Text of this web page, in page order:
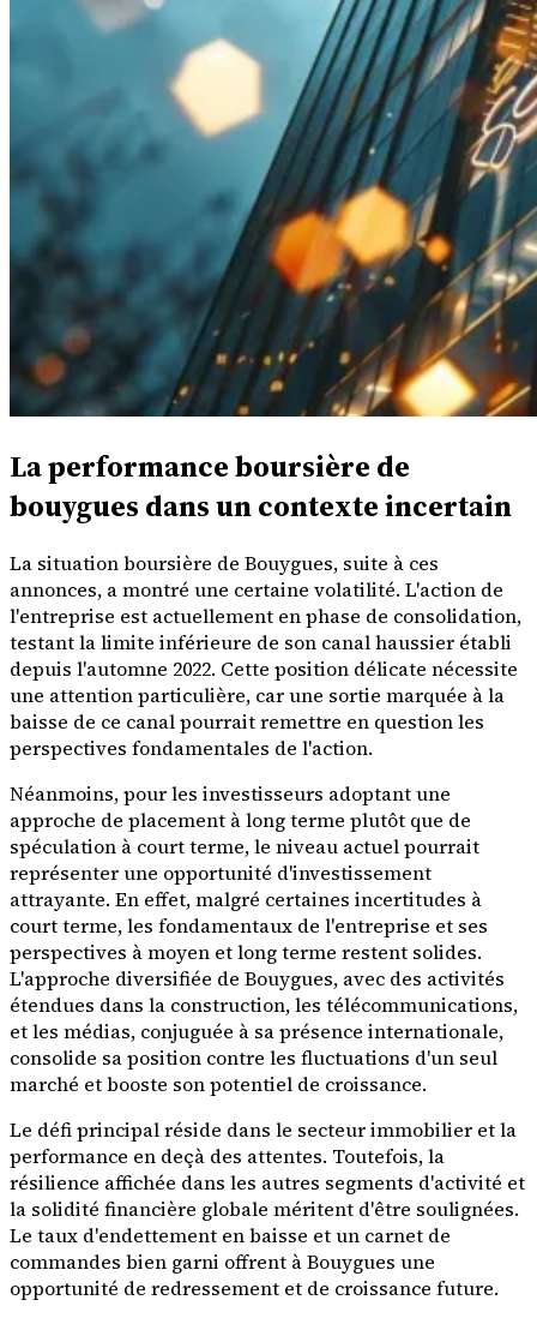
La performance boursière de
bouygues dans un contexte incertain
La situation boursière de Bouygues, suite à ces
annonces, a montré une certaine volatilité. L'action de
l'entreprise est actuellement en phase de consolidation,
testant la limite inférieure de son canal haussier établi
depuis l'automne 2022. Cette position délicate nécessite
une attention particulière, car une sortie marquée à la
baisse de ce canal pourrait remettre en question les
perspectives fondamentales de l'action.
Néanmoins, pour les investisseurs adoptant une
approche de placement à long terme plutôt que de
spéculation à court terme, le niveau actuel pourrait
représenter une opportunité d'investissement
attrayante. En effet, malgré certaines incertitudes à
court terme, les fondamentaux de l'entreprise et ses
perspectives à moyen et long terme restent solides.
L'approche diversifiée de Bouygues, avec des activités
étendues dans la construction, les télécommunications,
et les médias, conjuguée à sa présence internationale,
consolide sa position contre les fluctuations d'un seul
marché et booste son potentiel de croissance.
Le défi principal réside dans le secteur immobilier et la
performance en deçà des attentes. Toutefois, la
résilience affichée dans les autres segments d'activité et
la solidité financière globale méritent d'être soulignées.
Le taux d'endettement en baisse et un carnet de
commandes bien garni offrent à Bouygues une
opportunité de redressement et de croissance future.